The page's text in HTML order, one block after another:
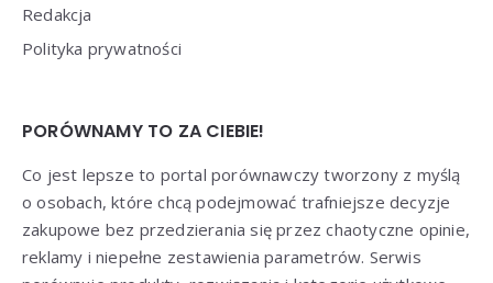
Redakcja
Polityka prywatności
PORÓWNAMY TO ZA CIEBIE!
Co jest lepsze to portal porównawczy tworzony z myślą
o osobach, które chcą podejmować trafniejsze decyzje
zakupowe bez przedzierania się przez chaotyczne opinie,
reklamy i niepełne zestawienia parametrów. Serwis